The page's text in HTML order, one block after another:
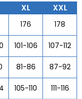
XL XXL
176
178
101-106
107-112
81-86
87-92
105-110 111-116